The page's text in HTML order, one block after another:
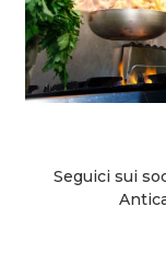
Seguici sui